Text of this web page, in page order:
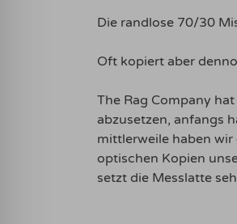
Die randlose 70/30
Oft kopiert aber
The Rag Company
abzusetzen, anfangs
mittlerweile haben wir
optischen Kopien
setzt die Messlatte